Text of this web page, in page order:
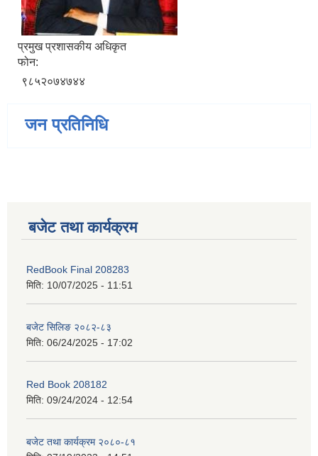
प्रमुख प्रशासकीय अधिकृत
फोन:
९८५२०७४७४४
जन प्रतिनिधि
बजेट तथा कार्यक्रम
RedBook Final 208283
मिति: 10/07/2025 - 11:51
बजेट सिलिङ २०८२-८३
मिति: 06/24/2025 - 17:02
Red Book 208182
मिति: 09/24/2024 - 12:54
बजेट तथा कार्यक्रम २०८०-८१